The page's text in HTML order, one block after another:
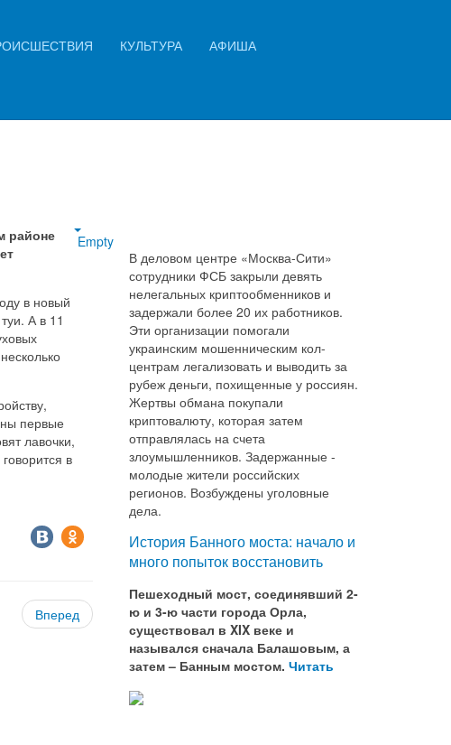
КУЛЬТУРА АФИША
Empty
районе
в новый
А в 11
первые
лавочки,
в
Вперед
В деловом центре «Москва-Сити»
сотрудники ФСБ закрыли девять
нелегальных криптообменников и
задержали более 20 их работников.
Эти организации помогали
украинским мошенническим кол-
центрам легализовать и выводить за
рубеж деньги, похищенные у россиян.
Жертвы обмана покупали
криптовалюту, которая затем
отправлялась на счета
злоумышленников. Задержанные -
молодые жители российских
регионов. Возбуждены уголовные
дела.
История Банного моста: начало и
много попыток восстановить
Пешеходный мост, соединявший 2-
ю и 3-ю части города Орла,
существовал в XIX веке и
назывался сначала Балашовым, а
затем – Банным мостом. Читать